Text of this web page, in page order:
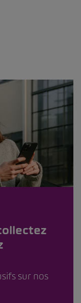
sur nos